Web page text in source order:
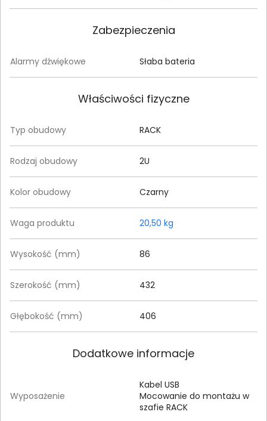
Zabezpieczenia
Alarmy dźwiękowe Słaba bateria
Właściwości fizyczne
Typ obudowy RACK
Rodzaj obudowy 2U
Kolor obudowy Czarny
Waga produktu 20,50 kg
Wysokość (mm) 86
Szerokość (mm) 432
Głębokość (mm) 406
Dodatkowe informacje
Wyposażenie
Kabel USB
Mocowanie do montażu w
szafie RACK